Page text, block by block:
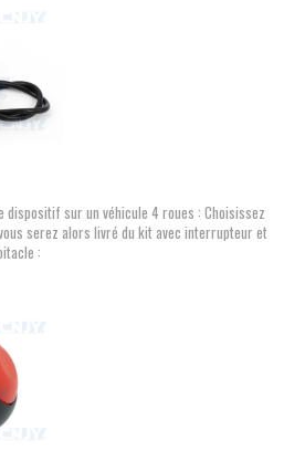
dispositif sur un véhicule 4 roues : Choisissez
vous serez alors livré du kit avec interrupteur et
: